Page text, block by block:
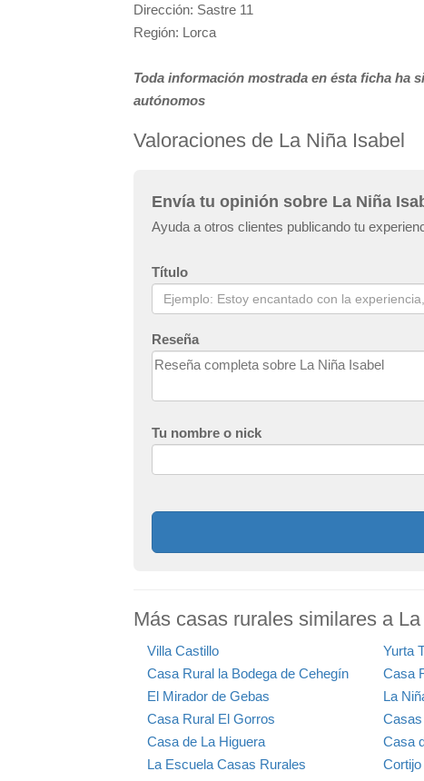
Dirección: Sastre 11
Región: Lorca
Toda información mostrada en ésta ficha ha
autónomos
Valoraciones de La Niña Isabel
Envía tu opinión sobre La Niña
Ayuda a otros clientes publicando tu
Título
Reseña
Tu nombre o nick
Más casas rurales similares a
Villa Castillo Yurta
Casa Rural la Bodega de Cehegín
Casa
El Mirador de Gebas
La
Casa Rural El Gorros
Casa de La Higuera
Casa
La Escuela Casas Rurales